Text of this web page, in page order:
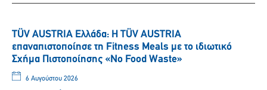
TÜV AUSTRIA Ελλάδα: Η TÜV AUSTRIA
επαναπιστοποίησε τη Fitness Meals με το ιδιωτικό
Σχήμα Πιστοποίησης «No Food Waste»
6 Αυγούστου 2026